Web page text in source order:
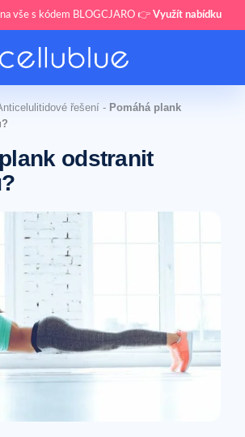
vše s kódem BLOGCJARO 👉 Využít nabídku
řešení - Pomáhá plank
odstranit